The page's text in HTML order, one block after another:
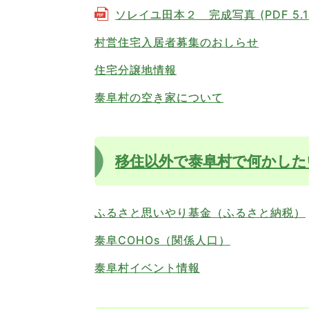
ソレイユ田本２ 完成写真 (PDF
村営住宅入居者募集のおしらせ
住宅分譲地情報
泰阜村の空き家について
移住以外で泰阜村で何かし
ふるさと思いやり基金（ふるさと納税）
泰阜COHOs（関係人口）
泰阜村イベント情報